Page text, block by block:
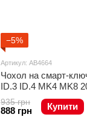
−5%
Артикул: AB4664
Чохол на смарт-
ID.3 ID.4 MK4 MK8
935 грн
888 грн Купити